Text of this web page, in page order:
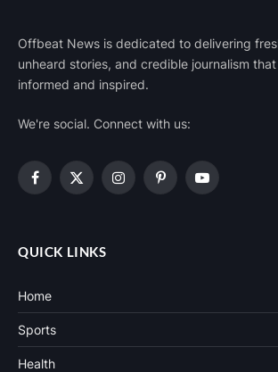
Offbeat News is dedicated to delivering
unheard stories, and credible journalism
informed and inspired.
We're social. Connect with us:
Facebook
X
InstagramPinterestYouTube
QUICK LINKS
Home
Sports
Health